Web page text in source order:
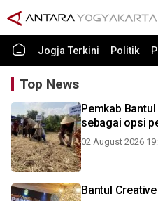
Jogja Terkini Politik
Top News
Pemkab
sebagai opsi
02 August 2026
Bantul